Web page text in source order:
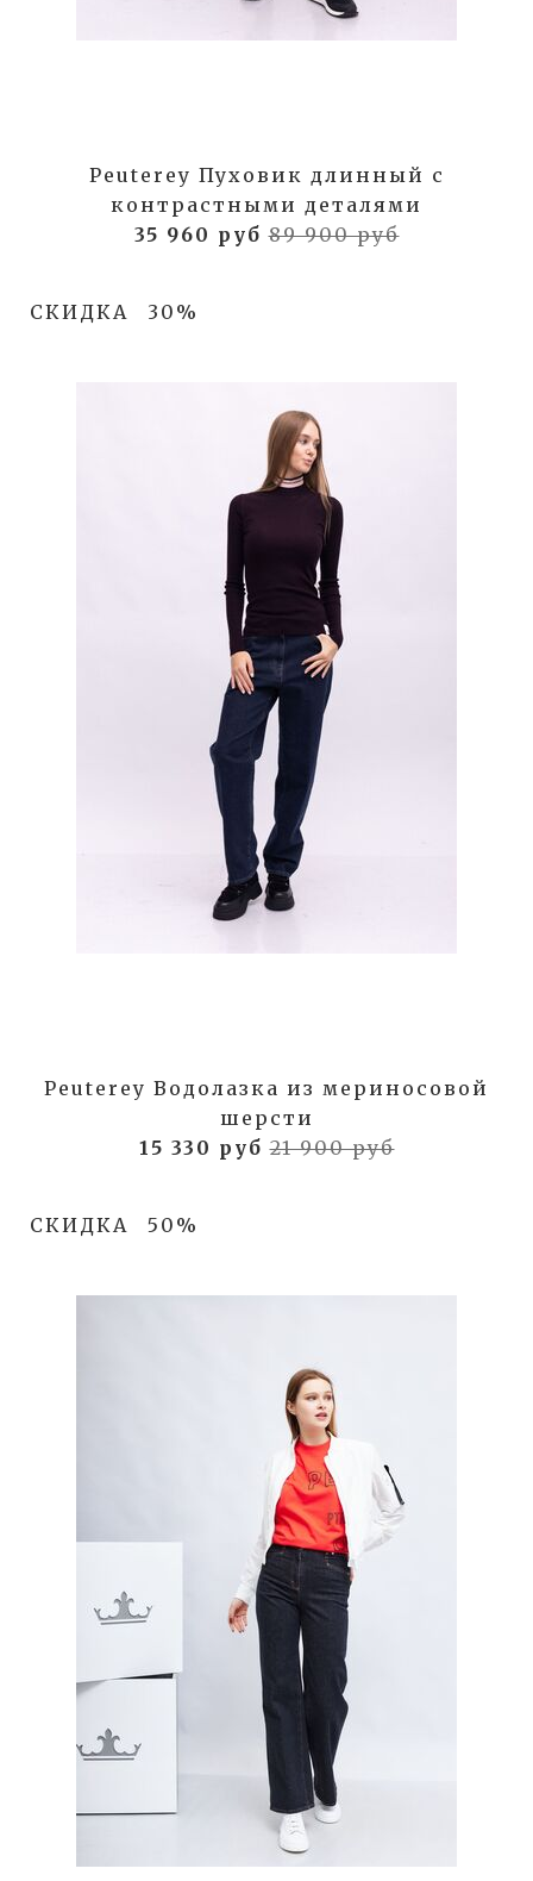
Peuterey Пуховик длинный с
контрастными деталями
35 960 руб89 900 руб
СКИДКА 30%
Peuterey Водолазка из мериносовой
шерсти
15 330 руб21 900 руб
СКИДКА 50%